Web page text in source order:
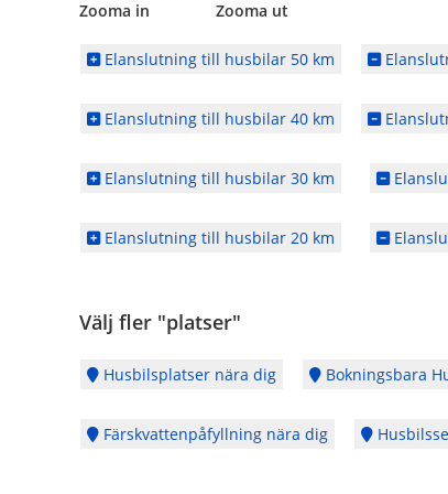
Zooma in Zooma ut
Elanslutning till husbilar 50 km
Elanslutning till husbilar 40 km
Elanslutning till husbilar 30 km
Elanslutning till husbilar 20 km
Välj fler "platser"
Husbilsplatser nära dig Bokningsbara
Färskvattenpåfyllning nära dig